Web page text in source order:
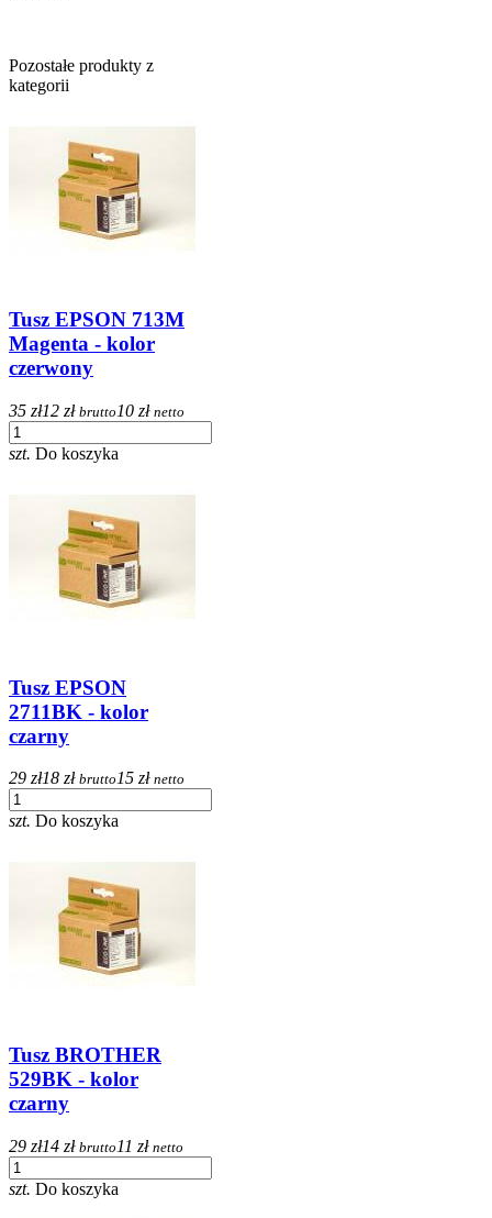
Pozostałe produkty z
kategorii
Tusz EPSON 713M
Magenta - kolor
czerwony
35 zł12 zł brutto 10 zł netto
szt. Do koszyka
Tusz EPSON
2711BK - kolor
czarny
29 zł18 zł brutto 15 zł netto
szt. Do koszyka
Tusz BROTHER
529BK - kolor
czarny
29 zł14 zł brutto 11 zł netto
szt. Do koszyka